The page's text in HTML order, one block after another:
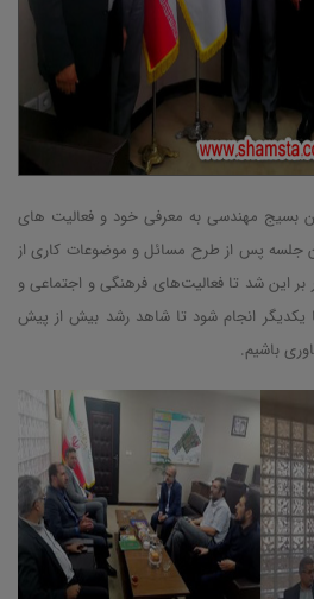
بسیج مهندسی به معرفی خود و فعالیت های
جلسه پس از طرح مسائل و موضوعات کاری از
این شد تا فعالیت‌های فرهنگی و اجتماعی و
انجام شود تا شاهد رشد بیش از پیش
باشیم.